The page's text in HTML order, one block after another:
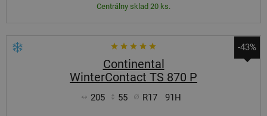
Centrálny sklad 20 ks.
-43%
Continental
WinterContact TS 870 P
205 55 R17 91H